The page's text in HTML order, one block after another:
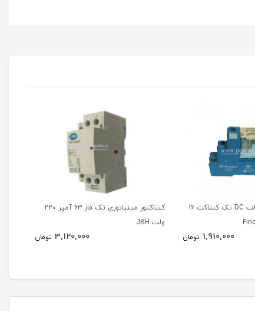
رله مینیاتوری 24 ولت DC تک کنتاکت 16
1,910,000 تومان
کنتاکتور مینیاتوری تک فاز 63 آمپر 220
ولت JBH
3,120,000 تومان